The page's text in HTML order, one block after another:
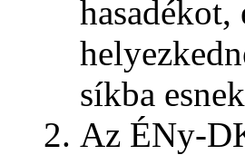
hasadékot,
síkba
Az ÉNy-